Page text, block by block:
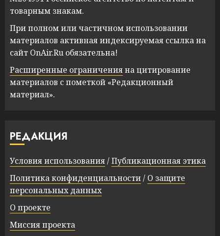
товарным знакам.
При полном или частичном использовании
материалов активная индексируемая ссылка на
сайт OnAir.Ru обязательна!
Расширенные ограниченияна цитирование
материалов с пометкой «Редакционный
материал».
РЕДАКЦИЯ
Условия использования/Публикационная этика
Политика конфиденциальности/ О защите
персональных данных
О проекте
Миссия проекта